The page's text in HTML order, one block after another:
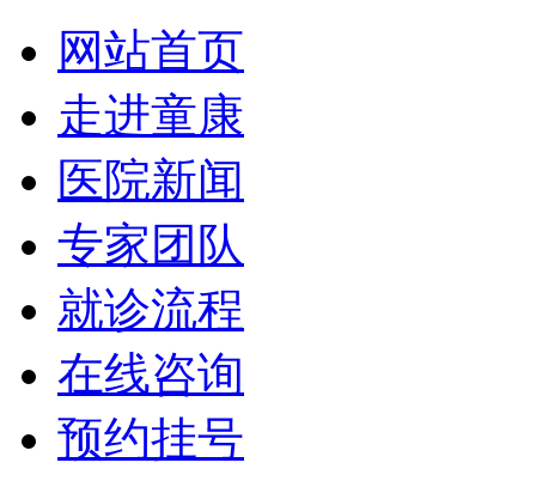
网站首页
走进童康
医院新闻
专家团队
就诊流程
在线咨询
预约挂号